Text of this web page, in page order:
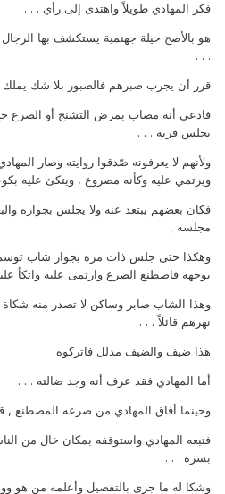
فكر المهادي طويلاً واهتدى إلى رأي . . .
هو بالأصح حيلة جهنمية يستكشف بها
. . .
قرر أن يجرب صبرهم فالصبور بلا شك
فادعى أنه مصاب بمرض التشنج أو الصرع
يجلس قربه . . .
ولأنهم لا يعرفونه صّدقوا روايته وصار
ويرتمي عليه وكأنه مصروع , ويتكئ عليه
فكان بعضهم يبتعد عنه ولا يجلس بجواره
مجلسه ,
وهكذا حتى جلس ذات مره بجوار شاب توسم
بوجهه فاصطنع الصرع وارتمى عليه واتكأ
وهذا الشاب صابر وساكن لا تصدر منه شكاة
نهرهم قائلاً . . .
هذا ضيف والضيف مدلل فاتركوه
أما المهادي فقد عرف أنه وجد ضالته . . .
وحينما أفاق المهادي من صرعه المصطنع ,
فتبعه المهادي واستوقفه بمكان خال من
بسره . . .
وشكا له ما جرى بالتفصيل وأعلمه من هو